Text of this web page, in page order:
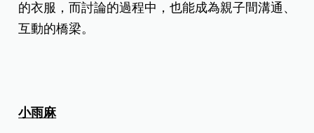
的衣服，而討論的過程中，也能成為親子間溝通、
互動的橋梁。
小雨麻